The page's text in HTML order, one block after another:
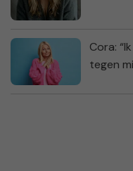
Cora:
tegen